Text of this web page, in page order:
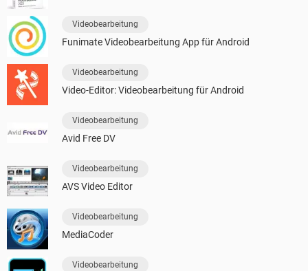
Videobearbeitung
Funimate Videobearbeitung App für Android
Videobearbeitung
Video-Editor: Videobearbeitung für Android
Videobearbeitung
Avid Free DV
Videobearbeitung
AVS Video Editor
Videobearbeitung
MediaCoder
Videobearbeitung